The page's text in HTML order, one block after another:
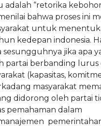
adalah “retorika
bahwa proses ini
untuk
kedepan indonesia.
sesungguhnya jika apa
partai berbanding lurus
(kapasitas,
masyarakat
didorong oleh partai
pemahaman dalam